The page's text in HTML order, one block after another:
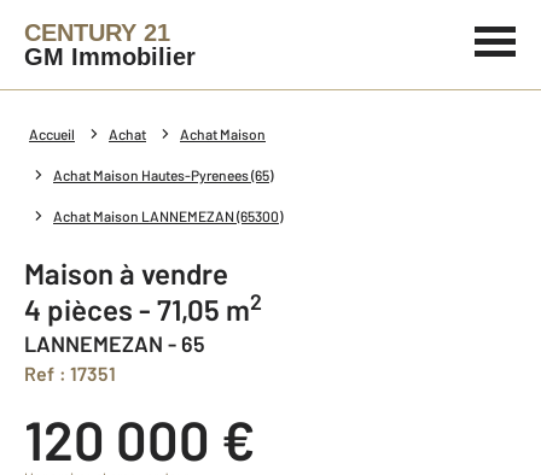
CENTURY 21
GM Immobilier
Accueil Achat Achat Maison
Achat Maison Hautes-Pyrenees (65)
Achat Maison LANNEMEZAN (65300)
Maison à vendre
4 pièces - 71,05 m2
LANNEMEZAN - 65
Ref : 17351
120 000 €